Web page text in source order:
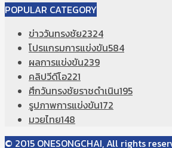
POPULAR CATEGORY
ข่าววันทรงชัย2324
โปรแกรมการแข่งขัน584
ผลการแข่งขัน239
คลิปวีดีโอ221
ศึกวันทรงชัยราชดำเนิน195
รูปภาพการแข่งขัน172
มวยไทย148
© 2015 ONESONGCHAI, All rights